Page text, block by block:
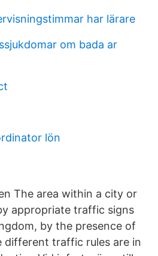
har lärare
om bada ar
lön
The area within a city or
appropriate traffic signs
by the presence of
different traffic rules are in